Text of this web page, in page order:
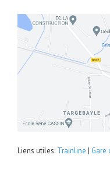
Liens utiles: Trainline | Gare